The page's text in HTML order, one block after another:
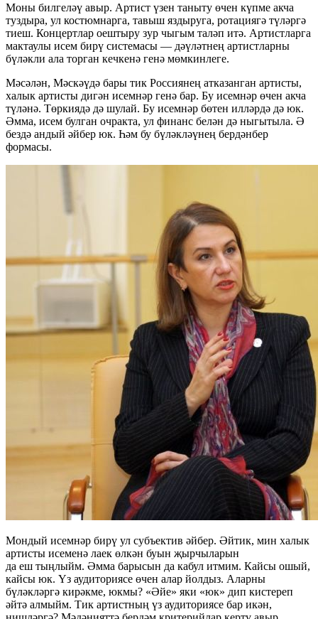
Моны билгеләү авыр. Артист үзен таныту өчен күпме акча
туздыра, ул костюмнарга, тавыш яздыруга, ротациягә түләргә
тиеш. Концертлар оештыру зур чыгым таләп итә. Артистларга
мактаулы исем бирү системасы — дәүләтнең артистларны
бүләкли ала торган кечкенә генә мөмкинлеге.
Мәсәлән, Мәскәүдә бары тик Россиянең атказанган артисты,
халык артисты дигән исемнәр генә бар. Бу исемнәр өчен акча
түләнә. Төркиядә дә шулай. Бу исемнәр бөтен илләрдә дә юк.
Әмма, исем булган очракта, ул финанс белән дә ныгытыла. Ә
бездә андый әйбер юк. Һәм бу бүләкләүнең бердәнбер
формасы.
Мондый исемнәр бирү ул субъектив әйбер. Әйтик, мин халык
артисты исеменә лаек өлкән буын җырчыларын
да еш тыңлыйм. Әмма барысын да кабул итмим. Кайсы ошый,
кайсы юк. Үз аудиториясе өчен алар йолдыз. Аларны
бүләкләргә кирәкме, юкмы? «Әйе» яки «юк» дип кистереп
әйтә алмыйм. Тик артистның үз аудиториясе бар икән,